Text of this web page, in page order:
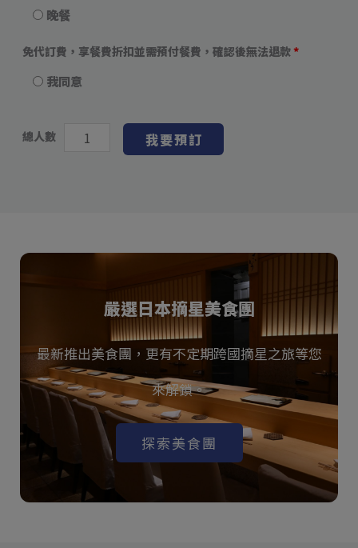
晚餐
免代訂費，享餐費折扣並需預付餐費，確認後無法退款*
我同意
總人數 我要預訂
嚴選日本摘星美食團
最新推出美食團，更有不定期跨國摘星之旅等您
來解鎖。
探索美食團